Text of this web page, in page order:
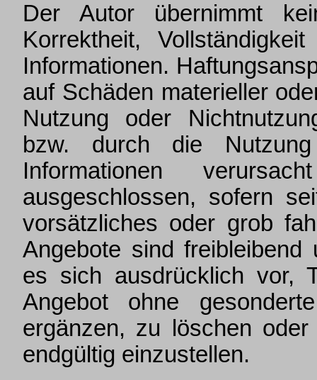
Der Autor übernimmt
Korrektheit,
Informationen.
auf Schäden materieller
Nutzung oder
bzw. durch die
Informationen
ausgeschlossen, sofern
vorsätzliches oder grob
Angebote sind
es sich ausdrücklich vor,
Angebot ohne
ergänzen, zu löschen
endgültig einzustellen.